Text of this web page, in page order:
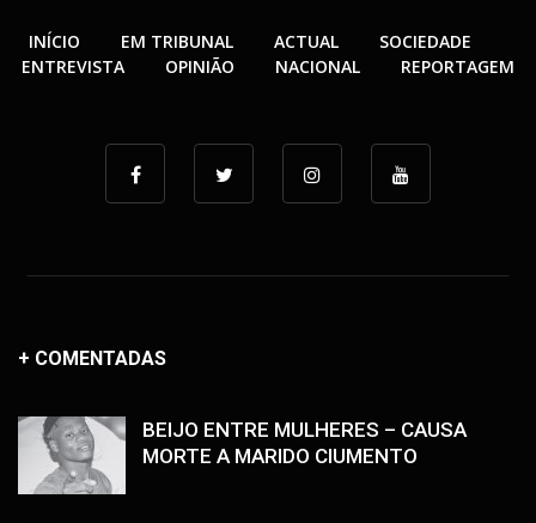
INÍCIO EM TRIBUNAL ACTUAL
SOCIEDADE
ENTREVISTA
OPINIÃO NACIONAL REPORTAGEM
+ COMENTADAS
BEIJO ENTRE MULHERES – CAUSA
MORTE A MARIDO CIUMENTO